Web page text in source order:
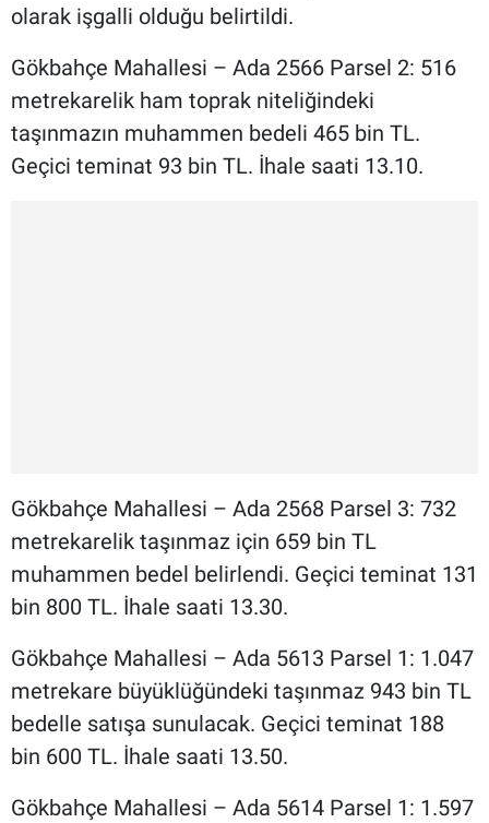
olarak işgalli olduğu belirtildi.
Gökbahçe Mahallesi – Ada 2566 Parsel 2: 516
metrekarelik ham toprak niteliğindeki
taşınmazın muhammen bedeli 465 bin TL.
Geçici teminat 93 bin TL. İhale saati 13.10.
Gökbahçe Mahallesi – Ada 2568 Parsel 3: 732
metrekarelik taşınmaz için 659 bin TL
muhammen bedel belirlendi. Geçici teminat 131
bin 800 TL. İhale saati 13.30.
Gökbahçe Mahallesi – Ada 5613 Parsel 1: 1.047
metrekare büyüklüğündeki taşınmaz 943 bin TL
bedelle satışa sunulacak. Geçici teminat 188
bin 600 TL. İhale saati 13.50.
Gökbahçe Mahallesi – Ada 5614 Parsel 1: 1.597